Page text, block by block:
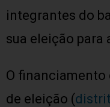
integrantes do
sua eleição para
O financiamento
de eleição (